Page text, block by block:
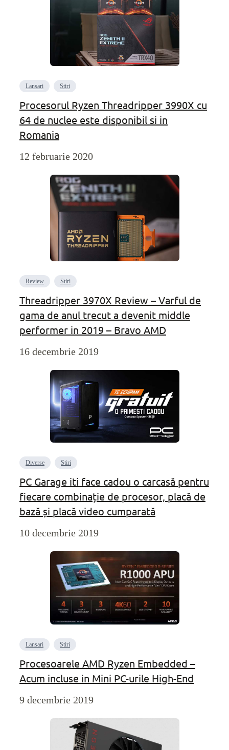
Lansari Stiri
Procesorul Ryzen Threadripper 3990X cu
64 de nuclee este disponibil si in
Romania
12 februarie 2020
Review Stiri
Threadripper 3970X Review – Varful de
gama de anul trecut a devenit middle
performer in 2019 – Bravo AMD
16 decembrie 2019
Diverse Stiri
PC Garage iti face cadou o carcasă pentru
fiecare combinație de procesor, placă de
bază și placă video cumparată
10 decembrie 2019
Lansari Stiri
Procesoarele AMD Ryzen Embedded –
Acum incluse in Mini PC-urile High-End
9 decembrie 2019